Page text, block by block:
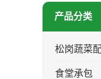
产品分类
松岗蔬菜
食堂承包